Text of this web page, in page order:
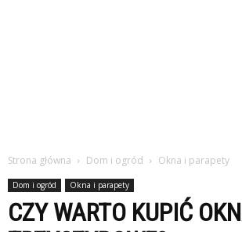
Strona główna Dom i ogród Okna i parapety
Dom i ogród Okna i parapety
CZY WARTO KUPIĆ